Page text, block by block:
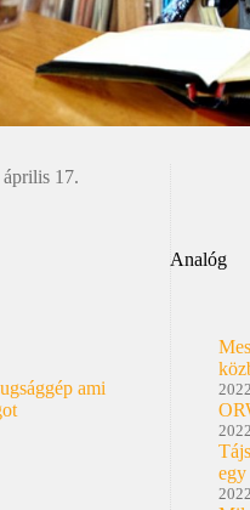
17.
ami
Analóg